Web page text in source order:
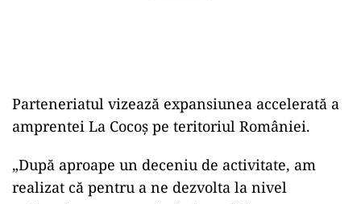
Parteneriatul vizează expansiunea accelerată a
amprentei La Cocoş pe teritoriul României.
„După aproape un deceniu de activitate, am
realizat că pentru a ne dezvolta la nivel